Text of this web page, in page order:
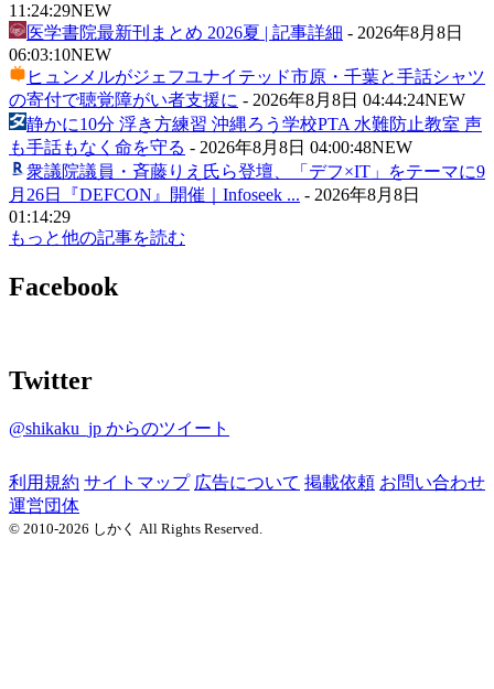
11:24:29NEW
医学書院最新刊まとめ 2026夏 | 記事詳細 - 2026年8月8日
06:03:10NEW
ヒュンメルがジェフユナイテッド市原・千葉と手話シャツ
の寄付で聴覚障がい者支援に - 2026年8月8日 04:44:24NEW
静かに10分 浮き方練習 沖縄ろう学校PTA 水難防止教室 声
も手話もなく命を守る - 2026年8月8日 04:00:48NEW
衆議院議員・斉藤りえ氏ら登壇、「デフ×IT」をテーマに9
月26日『DEFCON』開催｜Infoseek ... - 2026年8月8日
01:14:29
もっと他の記事を読む
Facebook
Twitter
@shikaku_jp からのツイート
利用規約 サイトマップ 広告について 掲載依頼 お問い合わせ
運営団体
© 2010-2026 しかく All Rights Reserved.